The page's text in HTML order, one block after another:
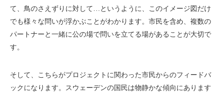
て、鳥のさえずりに対して…というように、このイメージ図だけ
でも様々な問いが浮かぶことがわかります。市民を含め、複数の
パートナーと一緒に公の場で問いを立てる場があることが大切で
す。
そして、こちらがプロジェクトに関わった市民からのフィードバ
ックになります。スウェーデンの国民は物静かな傾向にあります